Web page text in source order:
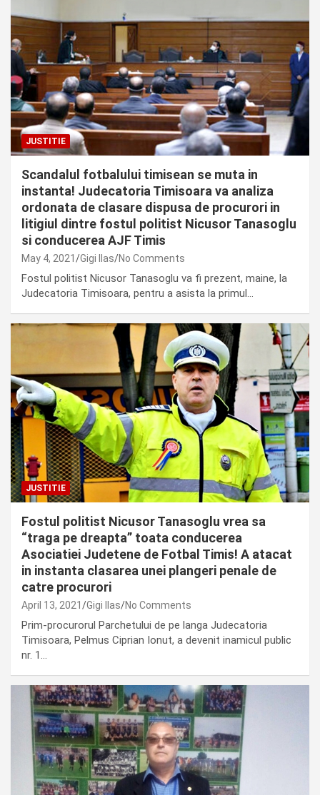
JUSTITIE
Scandalul fotbalului timisean se muta in
instanta! Judecatoria Timisoara va analiza
ordonata de clasare dispusa de procurori in
litigiul dintre fostul politist Nicusor Tanasoglu
si conducerea AJF Timis
May 4, 2021 Gigi Ilas No Comments
Fostul politist Nicusor Tanasoglu va fi prezent, maine, la
Judecatoria Timisoara, pentru a asista la primul…
JUSTITIE
Fostul politist Nicusor Tanasoglu vrea sa
“traga pe dreapta” toata conducerea
Asociatiei Judetene de Fotbal Timis! A atacat
in instanta clasarea unei plangeri penale de
catre procurori
April 13, 2021 Gigi Ilas No Comments
Prim-procurorul Parchetului de pe langa Judecatoria
Timisoara, Pelmus Ciprian Ionut, a devenit inamicul public
nr. 1…